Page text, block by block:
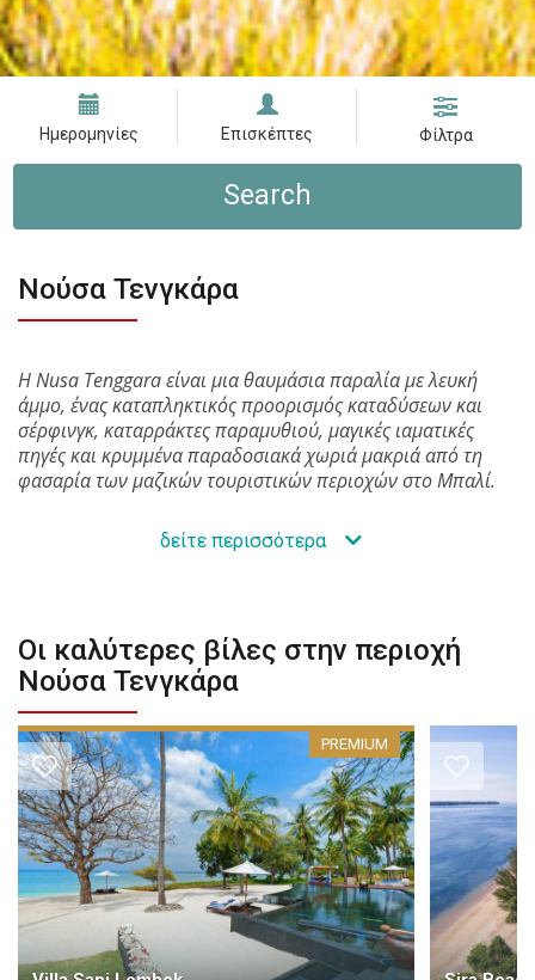
Ημερομηνίες Επισκέπτες Φίλτρα
Search
Νούσα Τενγκάρα
Η Nusa Tenggara είναι μια θαυμάσια παραλία με λευκή
άμμο, ένας καταπληκτικός προορισμός καταδύσεων και
σέρφινγκ, καταρράκτες παραμυθιού, μαγικές ιαματικές
πηγές και κρυμμένα παραδοσιακά χωριά μακριά από τη
φασαρία των μαζικών τουριστικών περιοχών στο Μπαλί.
δείτε περισσότερα
Οι καλύτερες βίλες στην περιοχή
Νούσα Τενγκάρα
PREMIUM